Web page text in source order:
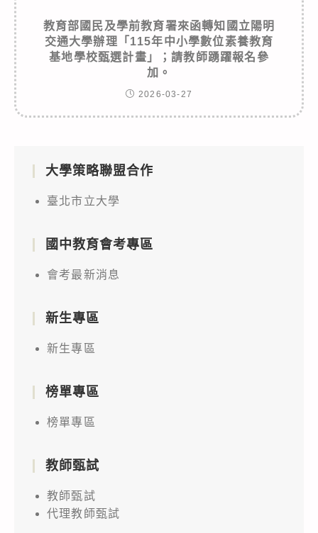
教育部國民及學前教育署來函轉知國立陽明
交通大學辦理「115年中小學數位素養教育
基地學校甄選計畫」；請教師踴躍報名參
加。
2026-03-27
大學策略聯盟合作
臺北市立大學
國中教育會考專區
會考最新消息
新生專區
新生專區
榜單專區
榜單專區
教師甄試
教師甄試
代理教師甄試